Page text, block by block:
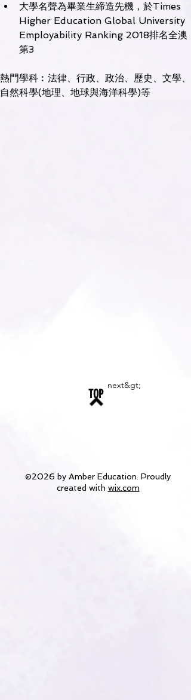
大學名聲為畢業生締造先機，於Times
Higher Education Global University
Employability Ranking 2018排名全澳
第3
熱門學科︰法律、行政、政治、歷史、文學、
自然科學(地理、地球與海洋科學)等
next&gt;
TOP
©2026 by Amber Education. Proudly
created with wix.com